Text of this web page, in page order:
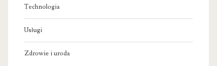
Technologia
Usługi
Zdrowie i uroda